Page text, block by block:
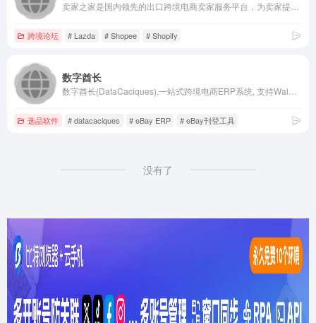
跨境论坛 # Lazda # Shopee # Shopify
数字酋长
选品软件 # datacaciques # eBay ERP # eBay刊登工具
没有了